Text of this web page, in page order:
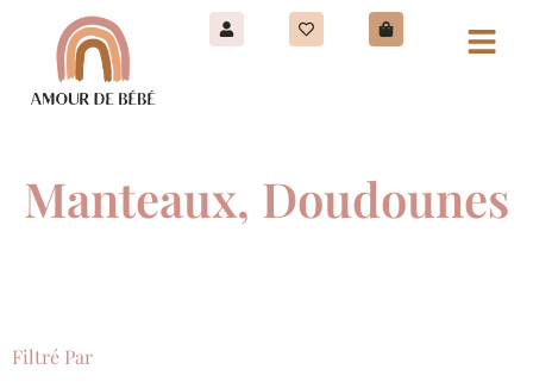
Manteaux, Doudounes
Filtré Par